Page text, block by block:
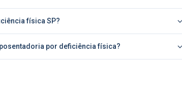
física SP?
por deficiência física?